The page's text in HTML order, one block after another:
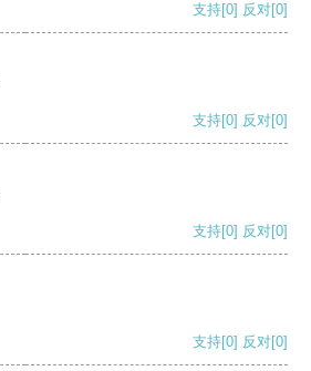
支持[0] 反对[0]
支持[0] 反对[0]
支持[0] 反对[0]
支持[0] 反对[0]